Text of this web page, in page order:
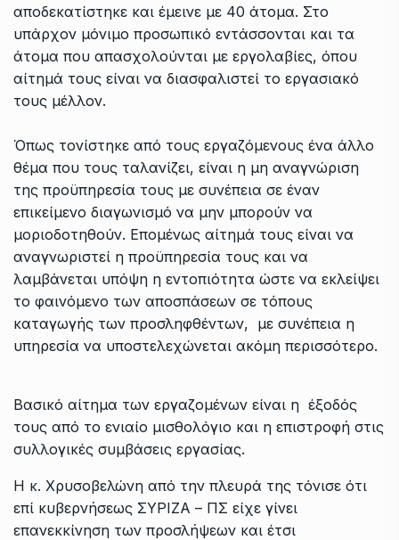
αποδεκατίστηκε και έμεινε με 40 άτομα. Στο
υπάρχον μόνιμο προσωπικό εντάσσονται και τα
άτομα που απασχολούνται με εργολαβίες, όπου
αίτημά τους είναι να διασφαλιστεί το εργασιακό
τους μέλλον.
Όπως τονίστηκε από τους εργαζόμενους ένα άλλο
θέμα που τους ταλανίζει, είναι η μη αναγνώριση
της προϋπηρεσία τους με συνέπεια σε έναν
επικείμενο διαγωνισμό να μην μπορούν να
μοριοδοτηθούν. Επομένως αίτημά τους είναι να
αναγνωριστεί η προϋπηρεσία τους και να
λαμβάνεται υπόψη η εντοπιότητα ώστε να εκλείψει
το φαινόμενο των αποσπάσεων σε τόπους
καταγωγής των προσληφθέντων, με συνέπεια η
υπηρεσία να υποστελεχώνεται ακόμη περισσότερο.
Βασικό αίτημα των εργαζομένων είναι η έξοδός
τους από το ενιαίο μισθολόγιο και η επιστροφή στις
συλλογικές συμβάσεις εργασίας.
Η κ. Χρυσοβελώνη από την πλευρά της τόνισε ότι
επί κυβερνήσεως ΣΥΡΙΖΑ – ΠΣ είχε γίνει
επανεκκίνηση των προσλήψεων και έτσι